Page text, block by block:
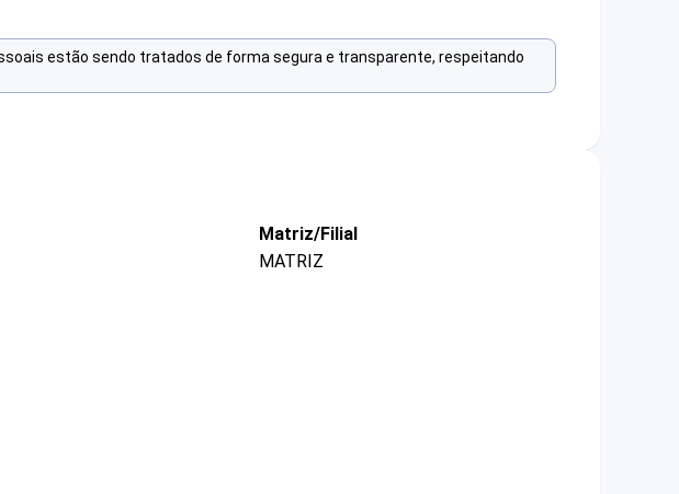
estão sendo tratados de forma segura e transparente, respeitando
Matriz/Filial
MATRIZ